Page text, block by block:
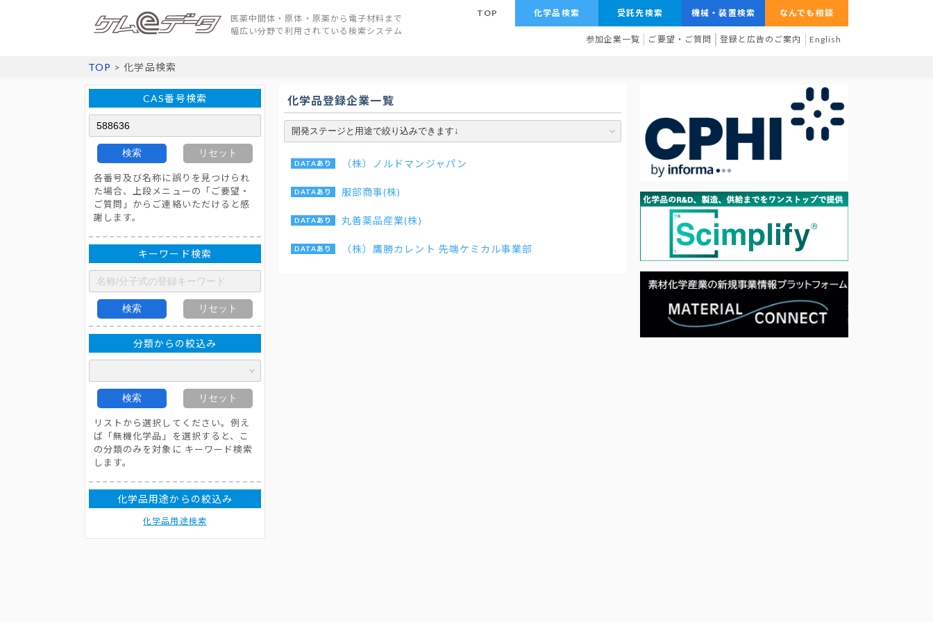
医薬中間体・原体・原薬から電子材料まで
幅広い分野で利用されている検索システム
TOP 化学品検索 受託先検索 機械・装置検索 なんでも相談
参加企業一覧 ご要望・ご質問 登録と広告のご案内 English
TOP > 化学品検索
CAS番号検索
検索 リセット
各番号及び名称に誤りを見つけられ
た場合、上段メニューの「ご要望・
ご質問」からご連絡いただけると感
謝します。
キーワード検索
検索 リセット
分類からの絞込み
検索 リセット
リストから選択してください。例え
ば「無機化学品」を選択すると、こ
の分類のみを対象に キーワード検索
します。
化学品用途からの絞込み
化学品用途検索
化学品登録企業一覧
（株）ノルドマンジャパン
服部商事(株)
丸善薬品産業(株)
（株）鷹勝カレント 先端ケミカル事業部